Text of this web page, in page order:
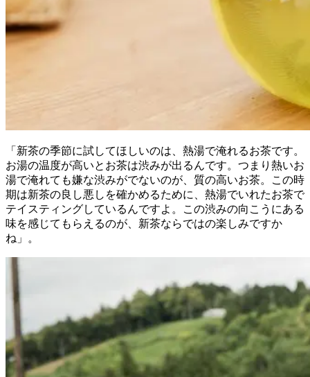
「新茶の季節に試してほしいのは、熱湯で淹れるお茶です。
お湯の温度が高いとお茶は渋みが出るんです。つまり熱いお
湯で淹れても嫌な渋みがでないのが、質の高いお茶。この時
期は新茶の良し悪しを確かめるために、熱湯でいれたお茶で
テイスティングしているんですよ。この渋みの向こうにある
味を感じてもらえるのが、新茶ならではの楽しみですか
ね」。